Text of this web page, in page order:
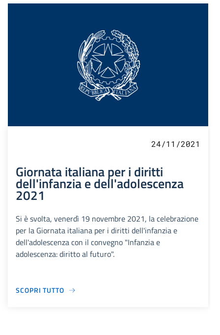
24/11/2021
Giornata italiana per i diritti
dell'infanzia e dell'adolescenza
2021
Si è svolta, venerdì 19 novembre 2021, la celebrazione
per la Giornata italiana per i diritti dell'infanzia e
dell'adolescenza con il convegno "Infanzia e
adolescenza: diritto al futuro".
SCOPRI TUTTO